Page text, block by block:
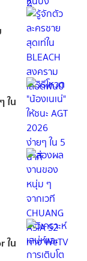
ใน
ใน